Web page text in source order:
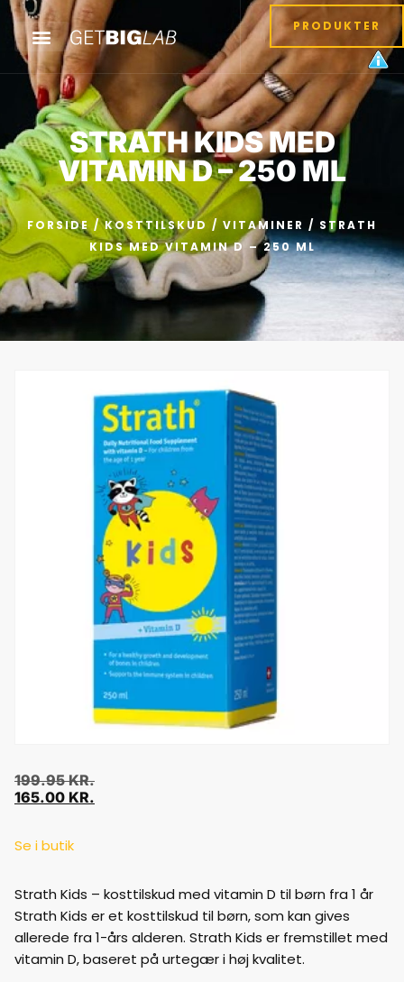
PRODUKTER
STRATH KIDS MED
VITAMIN D – 250 ML
FORSIDE /KOSTTILSKUD / VITAMINER / STRATH
KIDS MED VITAMIN D – 250 ML
199.95KR.
165.00 KR.
Se i butik
Strath Kids – kosttilskud med vitamin D til børn fra 1 år
Strath Kids er et kosttilskud til børn, som kan gives
allerede fra 1-års alderen. Strath Kids er fremstillet med
vitamin D, baseret på urtegær i høj kvalitet.